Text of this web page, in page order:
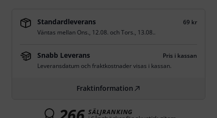
Standardleverans
69 kr
Väntas mellan Ons., 12.08. ochTors., 13.08..
Snabb Leverans
Pris i kassan
Leveransdatum och fraktkostnader visas i kassan.
Fraktinformation
SÄLJRANKING